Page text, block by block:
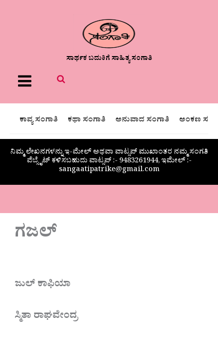
ಸಾರ್ಥಕ ಬದುಕಿಗೆ ಸಾಹಿತ್ಯ ಸಂಗಾತಿ
Menu
ಕಾವ್ಯ ಸಂಗಾತಿ ಕಥಾ ಸಂಗಾತಿ ಅನುವಾದ ಸಂಗಾತಿ ಅಂಕಣ
ನಿಮ್ಮ ಲೇಖನಗಳನ್ನು ಇ-ಮೇಲ್ ಅಥವಾ ವಾಟ್ಸಪ್ ಮುಖಾಂತರ ನಮ್ಮ ಸಂಗತಿ
ವೆಬ್ಸೈಟ್ ಕಳಿಸಬಹುದು ವಾಟ್ಸಪ್‌ :- 9483261944, ಇಮೇಲ್ :-
sangaatipatrike@gmail.com
ಗಜಲ್
ಜುಲ್ ಕಾಫಿಯಾ
ಸ್ಮಿತಾ ರಾಘವೇಂದ್ರ